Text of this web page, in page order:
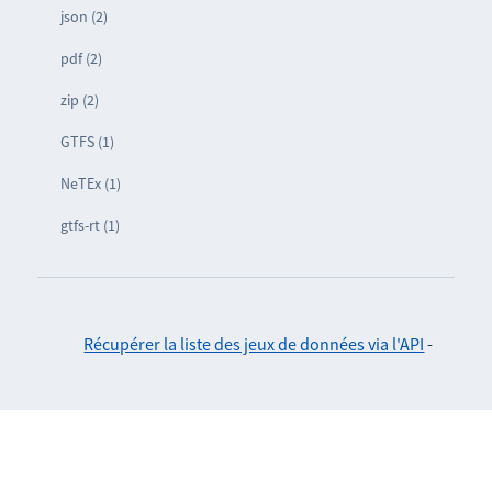
json (2)
pdf (2)
zip (2)
GTFS (1)
NeTEx (1)
gtfs-rt (1)
Récupérer la liste des jeux de données via l'API -